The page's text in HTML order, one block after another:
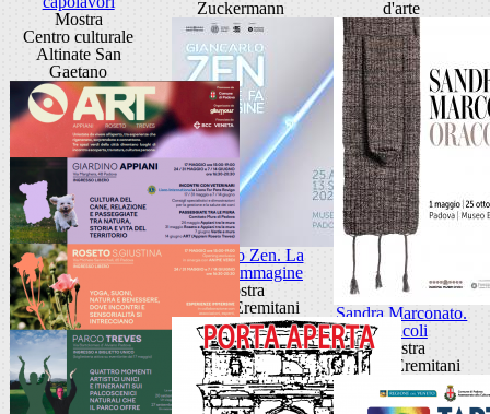
Mostra
Centro culturale
Altinate San
Gaetano
Zuckermann
d'arte
Giancarlo Zen. La
luce fa l'immagine
Mostra
Museo Eremitani
Sandra Marconato.
Oracoli
Mostra
Museo Eremitani